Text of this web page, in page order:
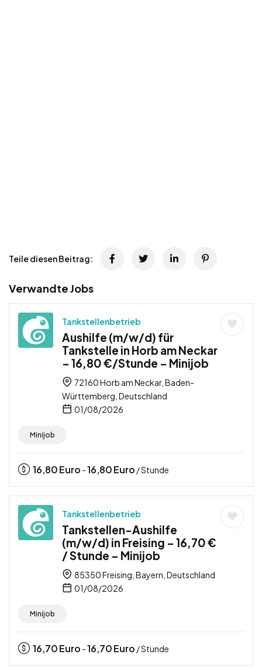
Teile diesen Beitrag:
Verwandte Jobs
Tankstellenbetrieb
Aushilfe (m/w/d) für
Tankstelle in Horb am Neckar
– 16,80 €/Stunde – Minijob
72160 Horb am Neckar, Baden-
Württemberg, Deutschland
01/08/2026
Minijob
16,80Euro -16,80Euro / Stunde
Tankstellenbetrieb
Tankstellen-Aushilfe
(m/w/d) in Freising – 16,70 €
/ Stunde – Minijob
85350 Freising, Bayern, Deutschland
01/08/2026
Minijob
16,70Euro -16,70Euro / Stunde